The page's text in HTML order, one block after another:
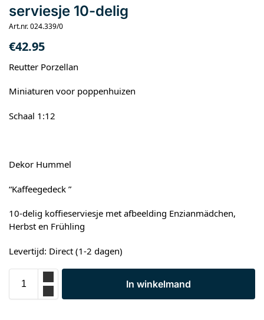
serviesje 10-delig
Art.nr. 024.339/0
€42.95
Reutter Porzellan
Miniaturen voor poppenhuizen
Schaal 1:12
Dekor Hummel
“Kaffeegedeck ”
10-delig koffieserviesje met afbeelding Enzianmädchen,
Herbst en Frühling
Levertijd: Direct (1-2 dagen)
In winkelmand